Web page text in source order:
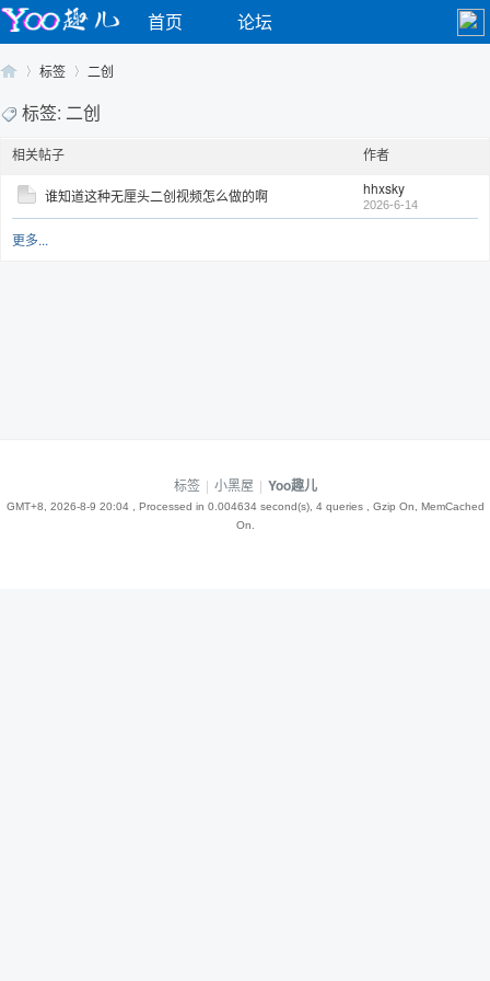
首页 论坛
Yo›
标签 二创
标签: 二创
相关帖子 作者
谁知道这种无厘头二创视频怎么做的啊 hhxsky
2026-6-14
更多...
标签 | 小黑屋 | Yoo趣儿
GMT+8, 2026-8-9 20:04, Processed in 0.004634 second(s), 4 queries , Gzip On, MemCached
On.